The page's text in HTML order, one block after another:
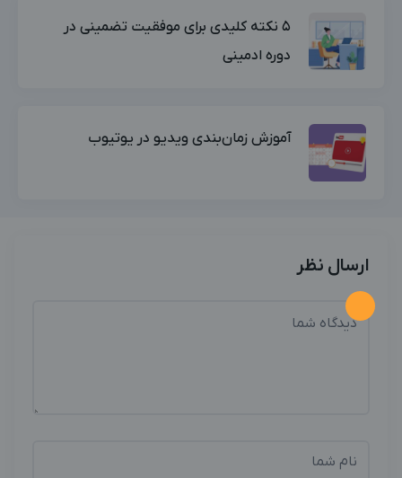
۵ نکته کلیدی برای موفقیت تضمینی در
دوره ادمینی
آموزش زمان‌بندی ویدیو در یوتیوب
ارسال نظر